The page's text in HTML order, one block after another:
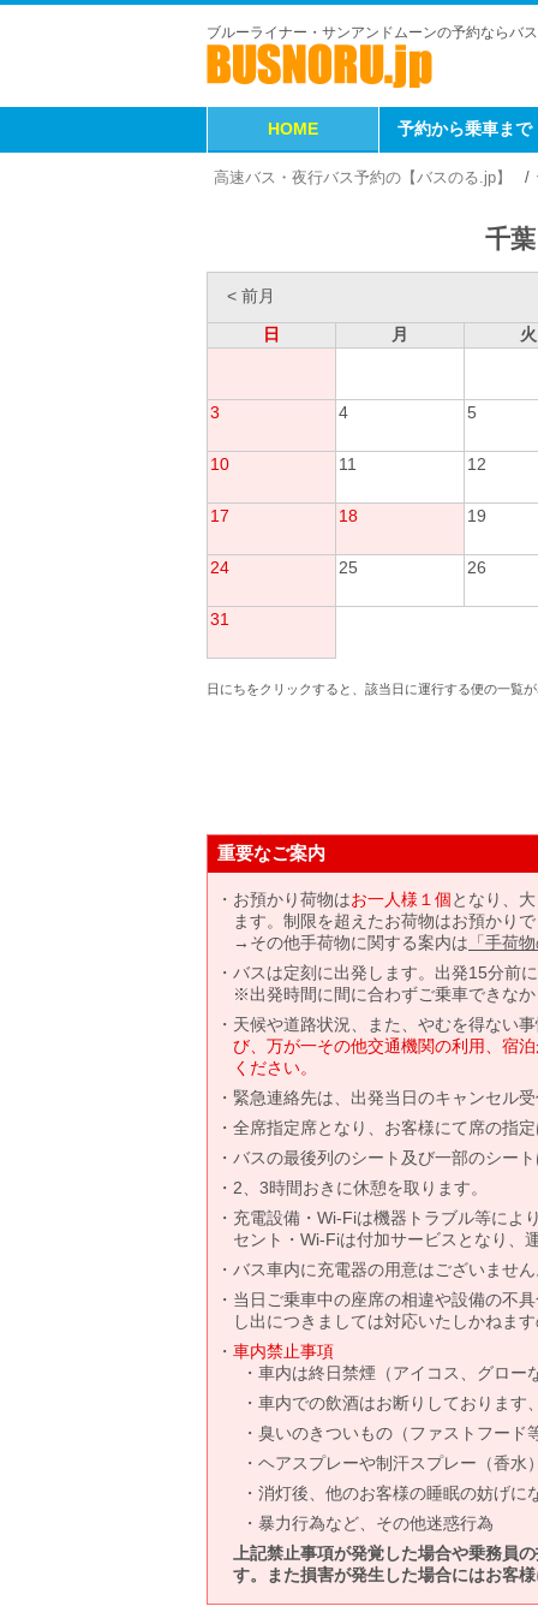
ブルーライナー・サンアンドムーンの予約ならバ
HOME 予約から乗車まで
高速バス・夜行バス予約の【バスのる.jp】
千
< 前月
日
月 火
3 4 5
10 11 12
17 18 19
24 25 26
31
日にちをクリックすると、該当日に運行する便の一覧
重要なご案内
お預かり荷物はお一人様１個となり、
ます。制限を超えたお荷物はお預かり
→その他手荷物に関する案内は 「手荷
バスは定刻に出発します。出発15分前
※出発時間に間に合わずご乗車できな
天候や道路状況、また、やむを得ない
び、万が一その他交通機関の利用、宿
ください。
緊急連絡先は、出発当日のキャンセル
全席指定席となり、お客様にて席の指
バスの最後列のシート及び一部のシー
2、3時間おきに休憩を取ります。
充電設備・Wi-Fiは機器トラブル等によ
セント・Wi-Fiは付加サービスとなり、
バス車内に充電器の用意はございませ
当日ご乗車中の座席の相違や設備の不
し出につきましては対応いたしかねま
車内禁止事項
車内は終日禁煙（アイコス、グロー
車内での飲酒はお断りしております
臭いのきついもの（ファストフード
ヘアスプレーや制汗スプレー（香水
消灯後、他のお客様の睡眠の妨げに
暴力行為など、その他迷惑行為
上記禁止事項が発覚した場合や乗務員
す。また損害が発生した場合にはお客